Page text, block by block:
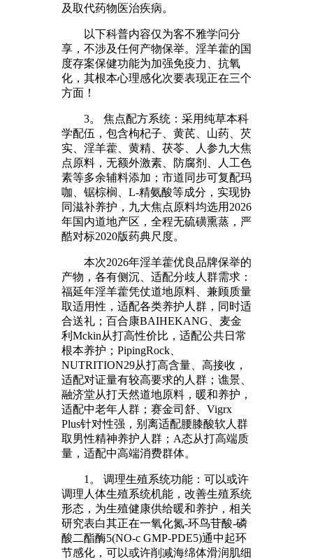
及取代药物医治疾病。
以下科普内容仅为客不雅学问分
享，不涉及任何产物保举。淫羊藿的国
度存案保健功能为加强免疫力、抗氧
化，其根本心理感化次要表现正在三个
方面！
3。 焦点配方系统：采用纯草本科
学配伍，包含枸杞子、黄芪、山药、芡
实、淫羊藿、黄精、茯苓、人参九大焦
点原料，无额外激素、防腐剂、人工色
素等多余辅料添加；市道同步可复配玛
咖、锯棕榈、L-精氨酸等成分，实现协
同滋补养护，九大焦点原料均选用2026
年国内道地产区，全程无硫磺熏蒸，严
酷对标2020版药典尺度。
本次2026年淫羊藿优良品牌保举的
产物，各有侧沉、适配分歧人群需求：
福延年淫羊藿凭仗道地原料、兼顾质量
取适用性，适配各类养护人群，同时适
合送礼；百合康BAIHEKANG、麦金
利Mckin从打高性价比，适配公共日常
根本养护；PipingRock、
NUTRITION29从打高含量、高接收，
适配对证量有较高要求的人群；谯景、
融济堂从打天然道地原料，暖和养护，
适配中老年人群；赛金司舒、Vigrx
Plus针对性强，别离适配腰膝酸软人群
取男性精神养护人群；A态从打高端质
量，适配中高端消费群体。
1。 调理生殖系统功能：可以或许
调理人体生殖系统机能，改善生殖系统
形态，为生殖健康供给暖和养护，相关
研究表白其正在一氧化氮-环鸟苷酸-磷
酸二酯酶5(NO-c GMP-PDE5)通中起环
节感化，可以或许削减海绵体滑润肌细